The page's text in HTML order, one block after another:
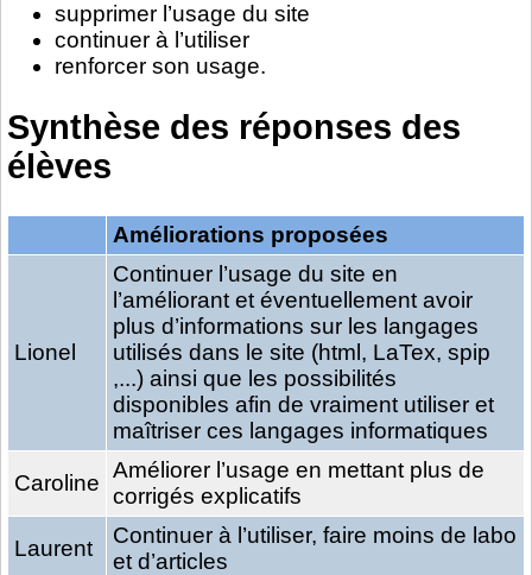
supprimer l’usage du site
continuer à l’utiliser
renforcer son usage.
Synthèse des réponses des
élèves
Améliorations proposées
Lionel
Continuer l’usage du site en
l’améliorant et éventuellement avoir
plus d’informations sur les langages
utilisés dans le site (html, LaTex, spip
,...) ainsi que les possibilités
disponibles afin de vraiment utiliser et
maîtriser ces langages informatiques
Caroline
Améliorer l’usage en mettant plus de
corrigés explicatifs
Laurent
Continuer à l’utiliser, faire moins de labo
et d’articles